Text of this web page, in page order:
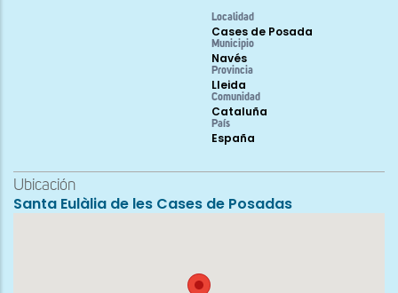
Localidad
Cases de Posada
Municipio
Navés
Provincia
Lleida
Comunidad
Cataluña
País
España
Ubicación
Santa Eulàlia de les Cases de Posadas